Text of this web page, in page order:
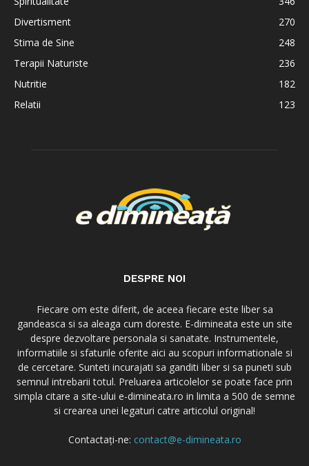
Divertisment
270
Stima de Sine
248
Terapii Naturiste
236
Nutritie
182
Relatii
123
DESPRE NOI
Fiecare om este diferit, de aceea fiecare este liber sa
gandeasca si sa aleaga cum doreste. E-dimineata este un site
despre dezvoltare personala si sanatate. Instrumentele,
informatiile si sfaturile oferite aici au scopuri informationale si
de cercetare. Sunteti incurajati sa ganditi liber si sa puneti sub
semnul intrebarii totul. Preluarea articolelor se poate face prin
simpla citare a site-ului e-dimineata.ro in limita a 500 de semne
si crearea unei legaturi catre articolul original!
Contactați-ne: contact@e-dimineata.ro